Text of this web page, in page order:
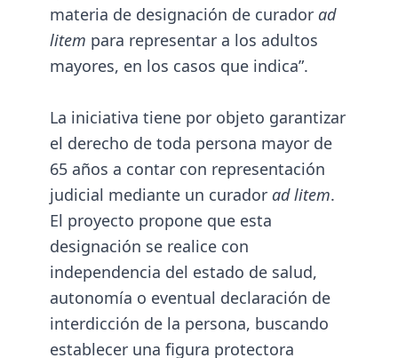
materia de designación de curador ad
litem para representar a los adultos
mayores, en los casos que indica”.
La iniciativa tiene por objeto garantizar
el derecho de toda persona mayor de
65 años a contar con representación
judicial mediante un curador ad litem.
El proyecto propone que esta
designación se realice con
independencia del estado de salud,
autonomía o eventual declaración de
interdicción de la persona, buscando
establecer una figura protectora